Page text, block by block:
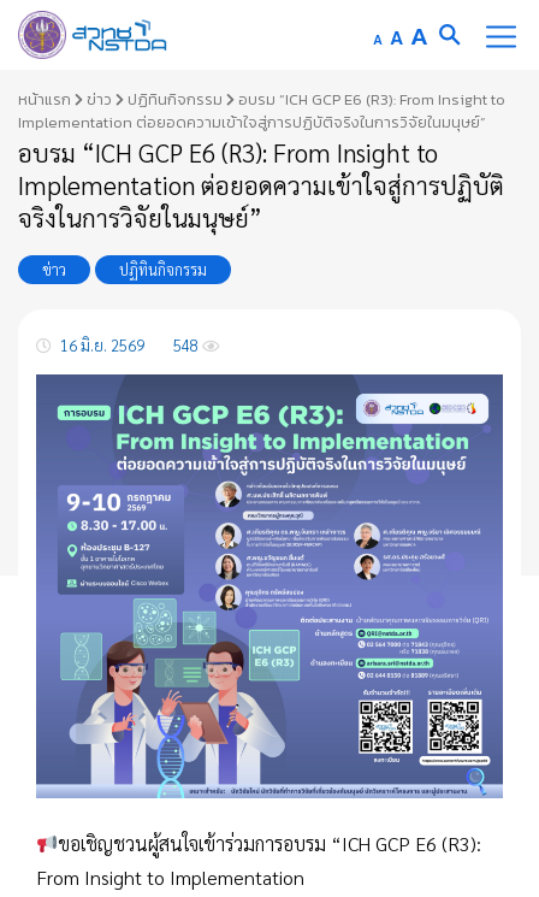
to
content
A Decrease
size.
AReset
size.
A Increase
size.
หน้าแรก ข่าว ปฏิทินกิจกรรม
อบรม “ICH GCP E6 (R3): From Insight to
Implementation ต่อยอดความเข้าใจสู่การปฏิบัติจริงในการวิจัยในมนุษย์”
อบรม “ICH GCP E6 (R3): From Insight to
Implementation ต่อยอดความเข้าใจสู่การปฏิบัติ
จริงในการวิจัยในมนุษย์”
ข่าว ปฏิทินกิจกรรม
16 มิ.ย. 2569 548
ขอเชิญชวนผู้สนใจเข้าร่วมการอบรม “ICH GCP E6 (R3):
From Insight to Implementation